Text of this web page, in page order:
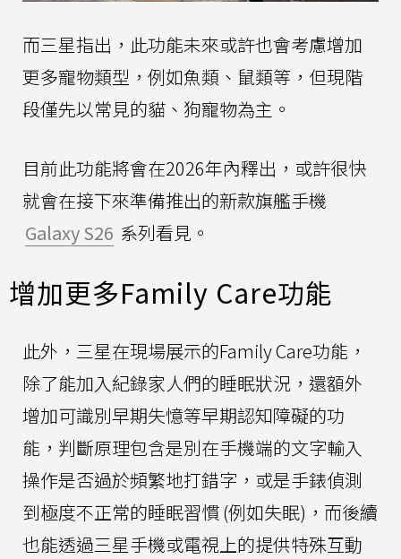
而三星指出，此功能未來或許也會考慮增加
更多寵物類型，例如魚類、鼠類等，但現階
段僅先以常見的貓、狗寵物為主。
目前此功能將會在2026年內釋出，或許很快
就會在接下來準備推出的新款旗艦手機
Galaxy S26 系列看見。
增加更多Family Care功能
此外，三星在現場展示的Family Care功能，
除了能加入紀錄家人們的睡眠狀況，還額外
增加可識別早期失憶等早期認知障礙的功
能，判斷原理包含是別在手機端的文字輸入
操作是否過於頻繁地打錯字，或是手錶偵測
到極度不正常的睡眠習慣 (例如失眠)，而後續
也能透過三星手機或電視上的提供特殊互動